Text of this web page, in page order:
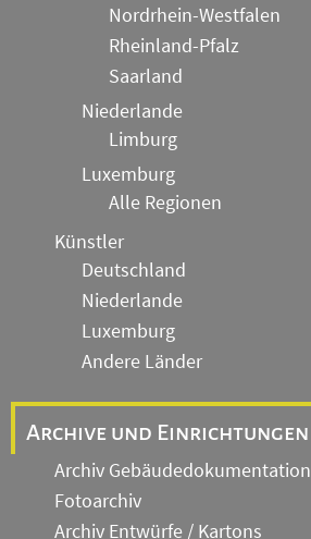
Nordrhein-Westfalen
Rheinland-Pfalz
Saarland
Niederlande
Limburg
Luxemburg
Alle Regionen
Künstler
Deutschland
Niederlande
Luxemburg
Andere Länder
Archive und Einrichtungen
Archiv Gebäudedokumentation
Fotoarchiv
Archiv Entwürfe / Kartons